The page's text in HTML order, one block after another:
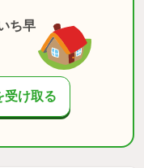
ち早
受け取る